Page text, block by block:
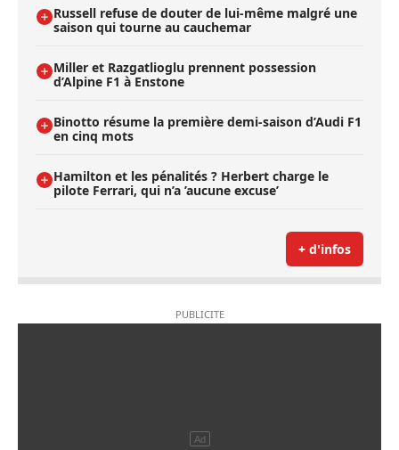
Russell refuse de douter de lui-même malgré une
saison qui tourne au cauchemar
Miller et Razgatlioglu prennent possession
d’Alpine F1 à Enstone
Binotto résume la première demi-saison d’Audi F1
en cinq mots
Hamilton et les pénalités ? Herbert charge le
pilote Ferrari, qui n’a ’aucune excuse’
+ d'infos